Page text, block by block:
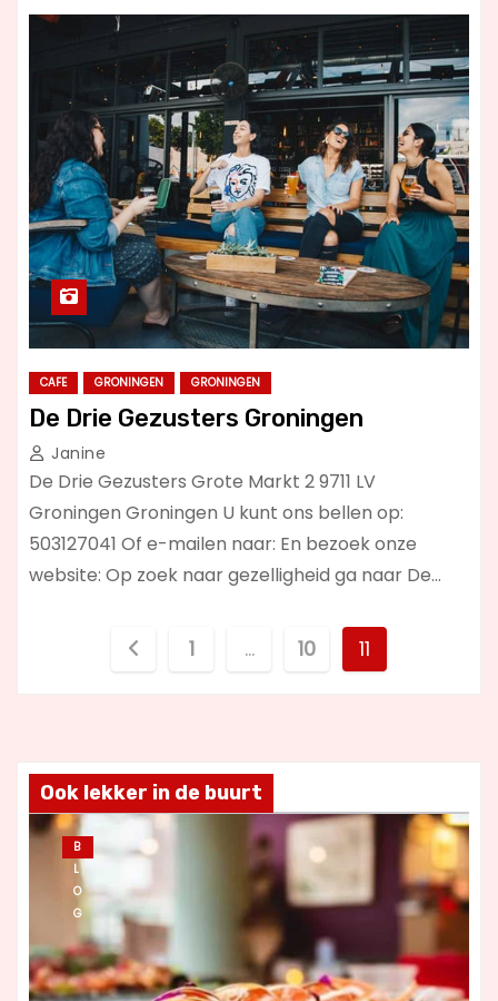
CAFE GRONINGEN GRONINGEN
De Drie Gezusters Groningen
Janine
De Drie Gezusters Grote Markt 2 9711 LV
Groningen Groningen U kunt ons bellen op:
503127041 Of e-mailen naar: En bezoek onze
website: Op zoek naar gezelligheid ga naar De…
i
h
t
e
1 … 10 11
Ook lekker in de buurt
B
L
O
G